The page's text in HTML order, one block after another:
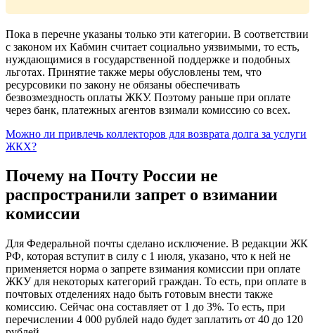
Пока в перечне указаны только эти категории. В соответствии
с законом их Кабмин считает социально уязвимыми, то есть,
нуждающимися в государственной поддержке и подобных
льготах. Принятие также меры обусловлены тем, что
ресурсовики по закону не обязаны обеспечивать
безвозмездность оплаты ЖКУ. Поэтому раньше при оплате
через банк, платежных агентов взимали комиссию со всех.
Можно ли привлечь коллекторов для возврата долга за услуги
ЖКХ?
Почему на Почту России не
распространили запрет о взимании
комиссии
Для Федеральной почты сделано исключение. В редакции ЖК
РФ, которая вступит в силу с 1 июля, указано, что к ней не
применяется норма о запрете взимания комиссии при оплате
ЖКУ для некоторых категорий граждан. То есть, при оплате в
почтовых отделениях надо быть готовым внести также
комиссию. Сейчас она составляет от 1 до 3%. То есть, при
перечислении 4 000 рублей надо будет заплатить от 40 до 120